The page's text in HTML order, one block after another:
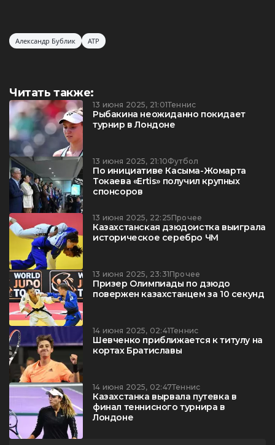
Александр Бублик ATP
Читать также:
13 июня 2025, 21:01Теннис
Рыбакина неожиданно покидает
турнир в Лондоне
13 июня 2025, 21:10Футбол
По инициативе Касыма-Жомарта
Токаева «Ertis» получил крупных
спонсоров
13 июня 2025, 22:25Прочее
Казахстанская дзюдоистка выиграла
историческое серебро ЧМ
13 июня 2025, 23:31Прочее
Призер Олимпиады по дзюдо
повержен казахстанцем за 10 секунд
14 июня 2025, 02:41Теннис
Шевченко приближается к титулу на
кортах Братиславы
14 июня 2025, 02:47Теннис
Казахстанка вырвала путевка в
финал теннисного турнира в
Лондоне